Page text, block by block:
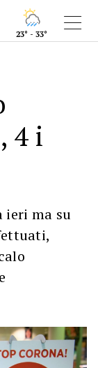
23° - 33°
4 i
ieri ma su